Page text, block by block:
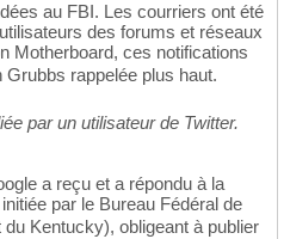
au FBI. Les courriers ont été
des forums et réseaux
Motherboard, ces notifications
Grubbs rappelée plus haut.
par un utilisateur de Twitter.
a reçu et a répondu à la
par le Bureau Fédéral de
du Kentucky), obligeant à publier